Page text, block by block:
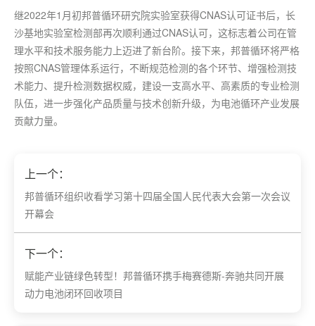
继2022年1月初邦普循环研究院实验室获得CNAS认可证书后，长
沙基地实验室检测部再次顺利通过CNAS认可，这标志着公司在管
理水平和技术服务能力上迈进了新台阶。接下来，邦普循环将严格
按照CNAS管理体系运行，不断规范检测的各个环节、增强检测技
术能力、提升检测数据权威，建设一支高水平、高素质的专业检测
队伍，进一步强化产品质量与技术创新升级，为电池循环产业发展
贡献力量。
上一个：
邦普循环组织收看学习第十四届全国人民代表大会第一次会议
开幕会
下一个：
赋能产业链绿色转型！邦普循环携手梅赛德斯-奔驰共同开展
动力电池闭环回收项目